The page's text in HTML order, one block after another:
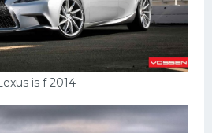
is f 2014